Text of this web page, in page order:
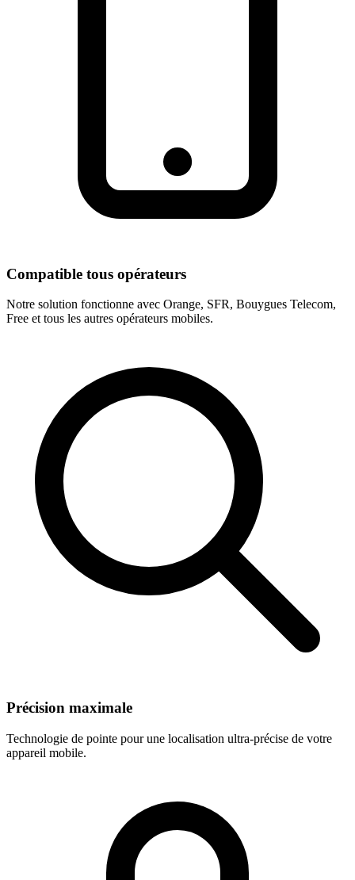
Compatible tous opérateurs
Notre solution fonctionne avec Orange, SFR, Bouygues Telecom,
Free et tous les autres opérateurs mobiles.
Précision maximale
Technologie de pointe pour une localisation ultra-précise de votre
appareil mobile.